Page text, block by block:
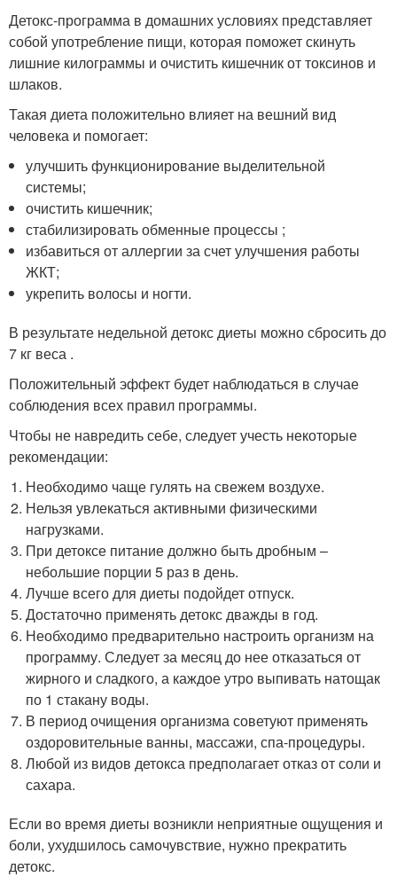
Детокс-программа в домашних условиях представляет
собой употребление пищи, которая поможет скинуть
лишние килограммы и очистить кишечник от токсинов и
шлаков.
Такая диета положительно влияет на вешний вид
человека и помогает:
улучшить функционирование выделительной
системы;
очистить кишечник;
стабилизировать обменные процессы ;
избавиться от аллергии за счет улучшения работы
ЖКТ;
укрепить волосы и ногти.
В результате недельной детокс диеты можно сбросить до
7 кг веса .
Положительный эффект будет наблюдаться в случае
соблюдения всех правил программы.
Чтобы не навредить себе, следует учесть некоторые
рекомендации:
Необходимо чаще гулять на свежем воздухе.
Нельзя увлекаться активными физическими
нагрузками.
При детоксе питание должно быть дробным –
небольшие порции 5 раз в день.
Лучше всего для диеты подойдет отпуск.
Достаточно применять детокс дважды в год.
Необходимо предварительно настроить организм на
программу. Следует за месяц до нее отказаться от
жирного и сладкого, а каждое утро выпивать натощак
по 1 стакану воды.
В период очищения организма советуют применять
оздоровительные ванны, массажи, спа-процедуры.
Любой из видов детокса предполагает отказ от соли и
сахара.
Если во время диеты возникли неприятные ощущения и
боли, ухудшилось самочувствие, нужно прекратить
детокс.